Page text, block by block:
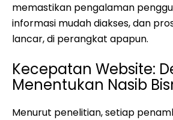
memastikan pengalaman
informasi mudah diakses, dan
lancar, di perangkat apapun.
Kecepatan Website:
Menentukan Nasib
Menurut penelitian, setiap